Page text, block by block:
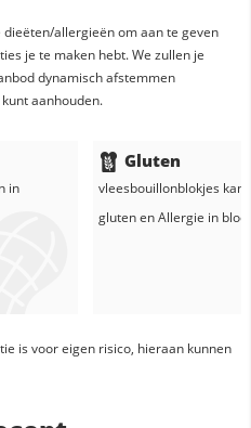
allergieën om aan te geven
je te maken hebt. We zullen je
dynamisch afstemmen
aanhouden.
in
Gluten
vleesbouillonblokjes kan
gluten enAllergie in
is voor eigen risico, hieraan kunnen